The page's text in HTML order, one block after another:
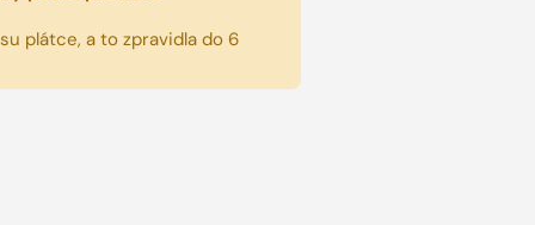
plátce, a to zpravidla do 6